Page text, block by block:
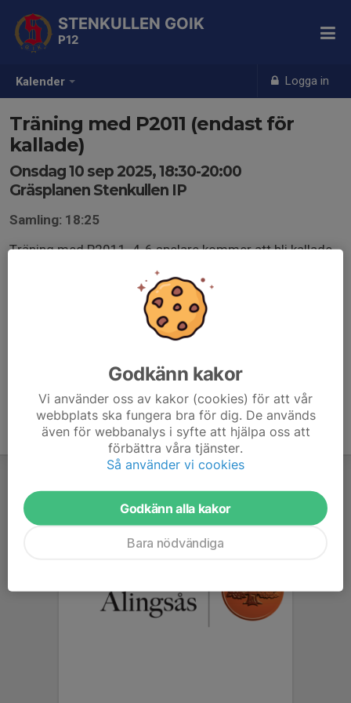
Kalender Logga in
STENKULLEN GOIK
P12
Träning med P2011 (endast för
kallade)
Onsdag 10 sep 2025, 18:30-20:00
Gräsplanen Stenkullen IP
Samling: 18:25
Träning med P2011. 4-6 spelare kommer att bli kallade
till denna träning. Vi ledare beslutar vilka som vi anser
klara av att träna med P2011.
Godkänn kakor
Vi använder oss av kakor (cookies) för att vår
webbplats ska fungera bra för dig. De används
även för webbanalys i syfte att hjälpa oss att
förbättra våra tjänster.
Så använder vi cookies
Godkänn alla kakor
Bara nödvändiga